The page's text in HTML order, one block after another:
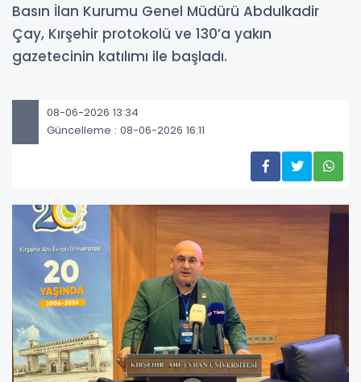
Basın İlan Kurumu Genel Müdürü Abdulkadir
Çay, Kırşehir protokolü ve 130’a yakın
gazetecinin katılımı ile başladı.
08-06-2026 13:34
Güncelleme : 08-06-2026 16:11